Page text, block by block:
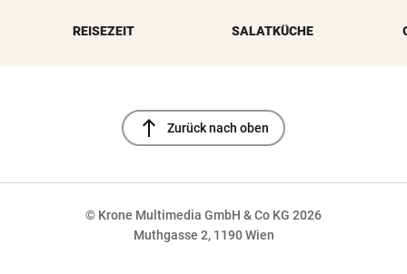
REISEZEIT SALATKÜCHE
north Zurück nach oben
© Krone Multimedia GmbH & Co KG 2026
Muthgasse 2, 1190 Wien